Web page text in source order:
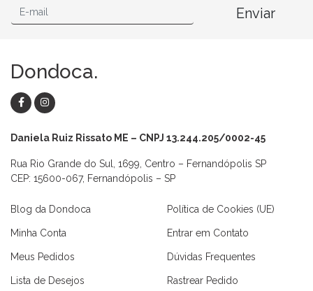
Enviar
Dondoca.
Daniela Ruiz Rissato ME – CNPJ 13.244.205/0002-45
Rua Rio Grande do Sul, 1699, Centro – Fernandópolis SP
CEP: 15600-067, Fernandópolis – SP
Blog da Dondoca
Minha Conta
Meus Pedidos
Lista de Desejos
Política de Cookies (UE)
Entrar em Contato
Dúvidas Frequentes
Rastrear Pedido